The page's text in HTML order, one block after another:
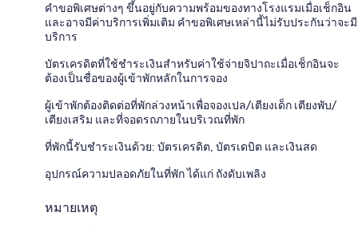
คำขอพิเศษต่างๆ ขึ้นอยู่กับความพร้อมของทางโรงแรมเมื่อเช็กอิน
และอาจมีค่าบริการเพิ่มเติม คำขอพิเศษเหล่านี้ไม่รับประกันว่าจะมี
บริการ
บัตรเครดิตที่ใช้ชำระเงินสำหรับค่าใช้จ่ายจิปาถะเมื่อเช็กอินจะ
ต้องเป็นชื่อของผู้เข้าพักหลักในการจอง
ผู้เข้าพักต้องติดต่อที่พักล่วงหน้าเพื่อจองเปล/เตียงเด็ก เตียงพับ/
เตียงเสริม และที่จอดรถภายในบริเวณที่พัก
ที่พักนี้รับชำระเงินด้วย: บัตรเครดิต, บัตรเดบิต และเงินสด
อุปกรณ์ความปลอดภัยในที่พัก ได้แก่ ถังดับเพลิง
หมายเหตุ